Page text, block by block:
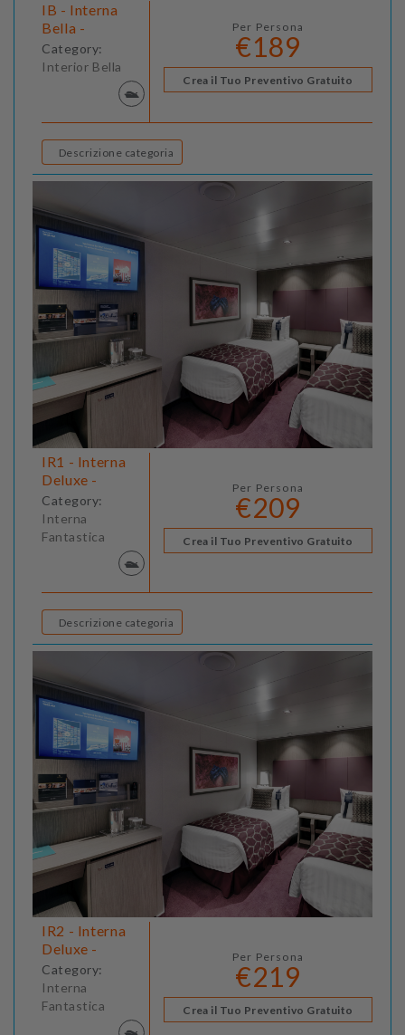
IB - Interna
Bella -
Category:
Interior Bella
Per Persona
€189
Crea il Tuo Preventivo Gratuito
Descrizione categoria
IR1 - Interna
Deluxe -
Category:
Interna
Fantastica
Per Persona
€209
Crea il Tuo Preventivo Gratuito
Descrizione categoria
IR2 - Interna
Deluxe -
Category:
Interna
Fantastica
Per Persona
€219
Crea il Tuo Preventivo Gratuito